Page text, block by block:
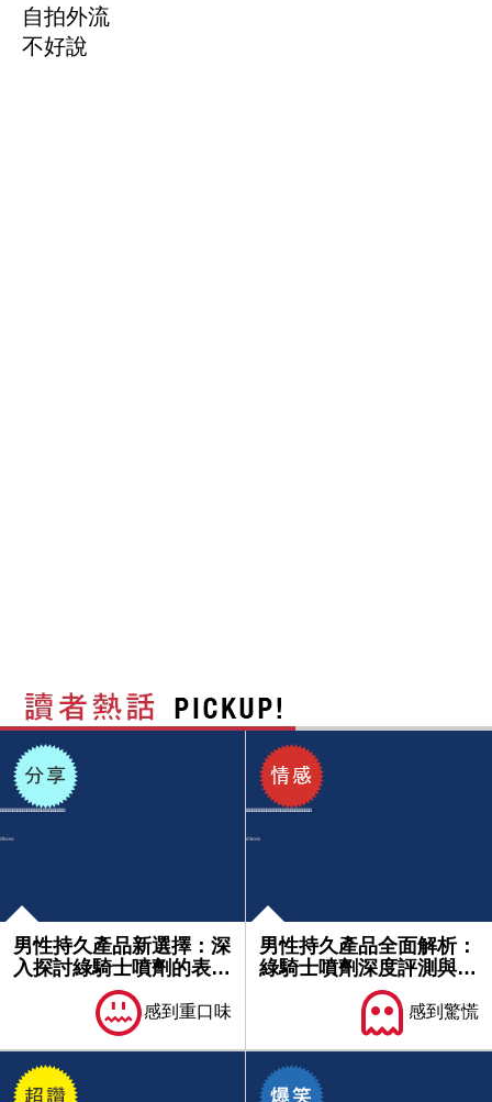
自拍外流
不好說
男性持久產品新選擇：深
入探討綠騎士噴劑的表現
感到重口味
男性持久產品全面解析：
綠騎士噴劑深度評測與使
感到驚慌